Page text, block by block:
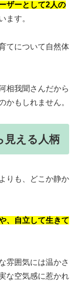
ザーとして2人の
ます。
てについて自然体
相我聞さんだから
かもしれません。
見える人柄
りも、どこか静か
、自立して生きて
雰囲気には温かさ
な空気感に惹かれ